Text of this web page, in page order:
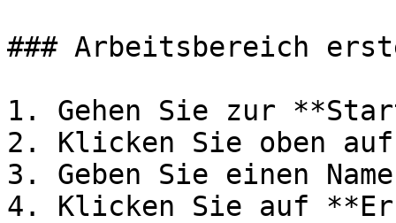
### Arbeitsbereich
1. Gehen Sie zur
2. Klicken Sie oben
3. Geben Sie einen
4. Klicken Sie auf